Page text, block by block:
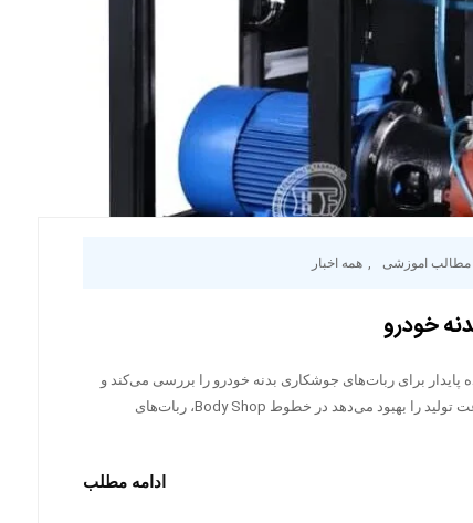
مطالب اموزشی , همه اخبار
خودرو
برای ربات‌های جوشکاری بدنه خودرو را بررسی می‌کند و
توضیح می‌دهد چگونه فشار مناسب، کیفیت جوش و سرعت تولید را بهبود می‌دهد در خطوط Body Shop، ربات‌های
ادامه مطلب